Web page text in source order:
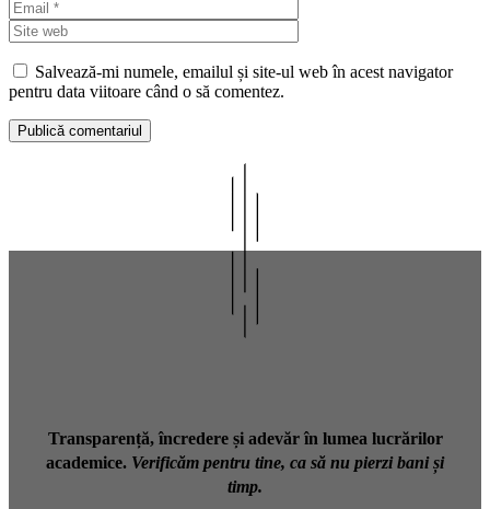
web
Salvează-mi numele, emailul și site-ul web în acest navigator
pentru data viitoare când o să comentez.
Transparență, încredere și adevăr în lumea lucrărilor
academice. Verificăm pentru tine, ca să nu pierzi bani și
timp.